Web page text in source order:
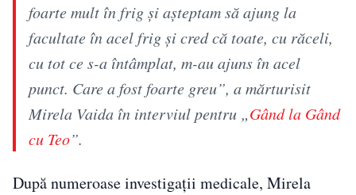
foarte mult în frig și așteptam să ajung la
facultate în acel frig și cred că toate, cu răceli,
cu tot ce s-a întâmplat, m-au ajuns în acel
punct. Care a fost foarte greu”, a mărturisit
Mirela Vaida în interviul pentru „Gând la Gând
cu Teo”.
După numeroase investigații medicale, Mirela